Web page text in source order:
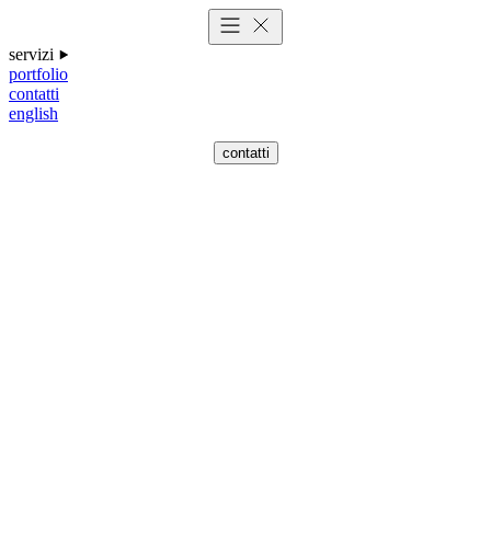
servizi
portfolio
contatti
english
contatti